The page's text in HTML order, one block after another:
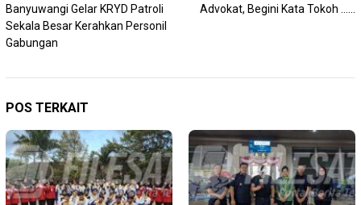
Banyuwangi Gelar KRYD Patroli
Sekala Besar Kerahkan Personil
Gabungan
Advokat, Begini Kata Tokoh ……
POS TERKAIT